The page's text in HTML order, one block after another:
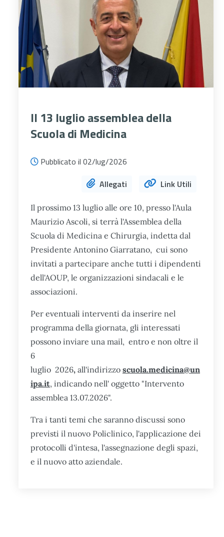
Il 13 luglio assemblea della
Scuola di Medicina
Pubblicato il 02/lug/2026
Allegati
Link Utili
Il prossimo 13 luglio alle ore 10, presso l'Aula
Maurizio Ascoli, si terrà l'Assemblea della
Scuola di Medicina e Chirurgia, indetta dal
Presidente Antonino Giarratano, cui sono
invitati a partecipare anche tutti i dipendenti
dell'AOUP, le organizzazioni sindacali e le
associazioni.
Per eventuali interventi da inserire nel
programma della giornata, gli interessati
possono inviare una mail, entro e non oltre il
6
luglio 2026, all'indirizzo scuola.medicina@un
ipa.it, indicando nell' oggetto "Intervento
assemblea 13.07.2026".
Tra i tanti temi che saranno discussi sono
previsti il nuovo Policlinico, l'applicazione dei
protocolli d'intesa, l'assegnazione degli spazi,
e il nuovo atto aziendale.